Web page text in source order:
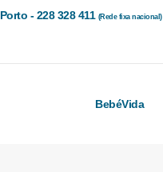
Porto - 228 328 411 (Rede fixa nacional)
BebéVida